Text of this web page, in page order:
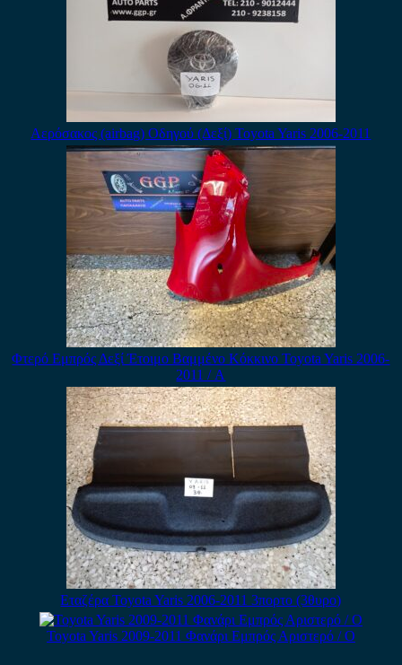
Αερόσακος (airbag) Οδηγού (Δεξί) Toyota Yaris 2006-2011
Φτερό Εμπρός Δεξί Έτοιμο Βαμμένο Κόκκινο Toyota Yaris 2006-
2011 / Α
Εταζέρα Toyota Yaris 2006-2011 3πορτο (3θυρο)
Toyota Yaris 2009-2011 Φανάρι Εμπρός Αριστερό / Ο